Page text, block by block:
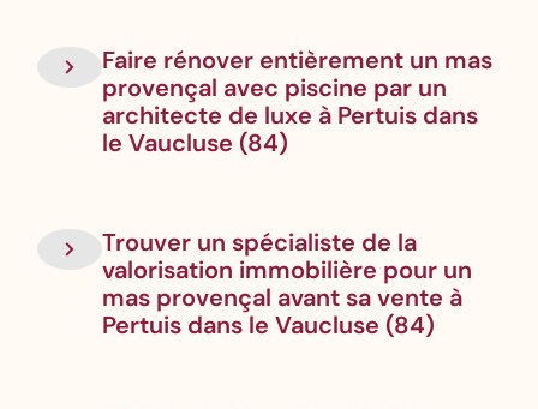
Faire rénover entièrement un mas
provençal avec piscine par un
architecte de luxe à Pertuis dans
le Vaucluse (84)
Trouver un spécialiste de la
valorisation immobilière pour un
mas provençal avant sa vente à
Pertuis dans le Vaucluse (84)